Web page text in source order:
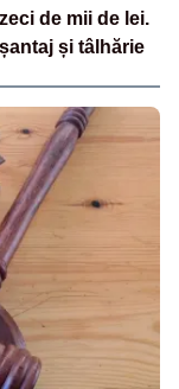
de mii de lei.
și tâlhărie